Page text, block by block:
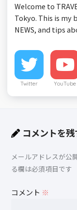
Welcome to
Tokyo. This is
NEWS, and tips
Twitter YouTube
コメントを残
メールアドレスが公
る欄は必須項目です
コメント ※